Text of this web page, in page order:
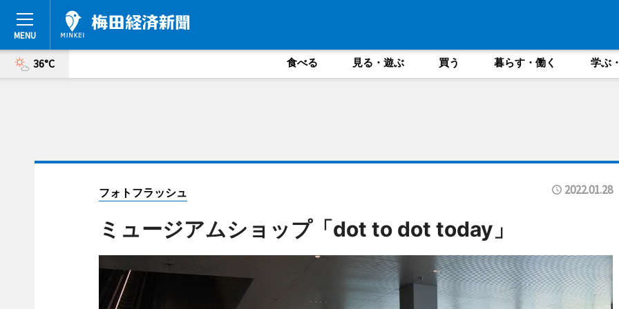
36°C 食べる 見る・遊ぶ 買う 暮らす・働く 学ぶ
フォトフラッシュ 2022.01.28
ミュージアムショップ「dot to dot today」